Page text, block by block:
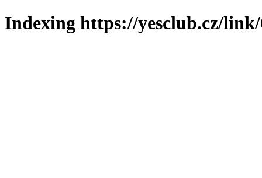
Indexing https://yesclub.cz/link/